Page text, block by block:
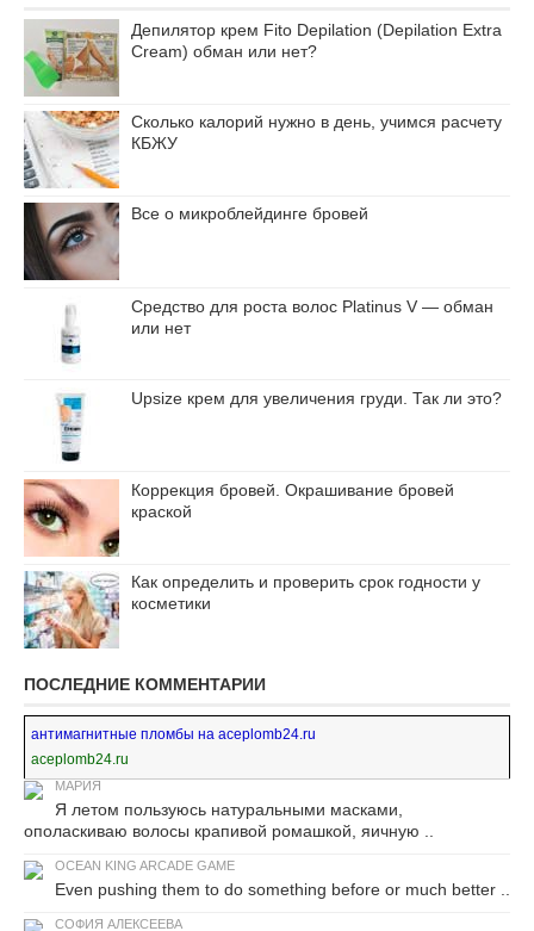
Депилятор крем Fito Depilation (Depilation Extra
Cream) обман или нет?
Сколько калорий нужно в день, учимся расчету
КБЖУ
Все о микроблейдинге бровей
Средство для роста волос Platinus V — обман
или нет
Upsize крем для увеличения груди. Так ли это?
Коррекция бровей. Окрашивание бровей
краской
Как определить и проверить срок годности у
косметики
ПОСЛЕДНИЕ КОММЕНТАРИИ
антимагнитные пломбы на aceplomb24.ru
aceplomb24.ru
МАРИЯ
Я летом пользуюсь натуральными масками,
ополаскиваю волосы крапивой ромашкой, яичную ..
OCEAN KING ARCADE GAME
Even pushing them to do something before or much better ..
СОФИЯ АЛЕКСЕЕВА